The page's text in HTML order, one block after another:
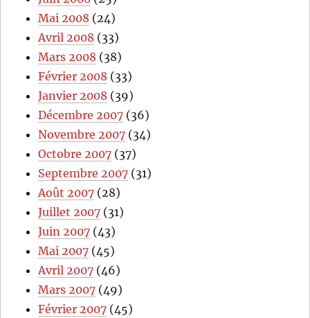
Mai 2008 (24)
Avril 2008 (33)
Mars 2008 (38)
Février 2008 (33)
Janvier 2008 (39)
Décembre 2007 (36)
Novembre 2007 (34)
Octobre 2007 (37)
Septembre 2007 (31)
Août 2007 (28)
Juillet 2007 (31)
Juin 2007 (43)
Mai 2007 (45)
Avril 2007 (46)
Mars 2007 (49)
Février 2007 (45)